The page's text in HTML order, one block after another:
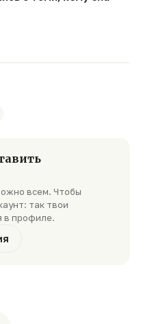
всем. Чтобы
так твои
в профиле.